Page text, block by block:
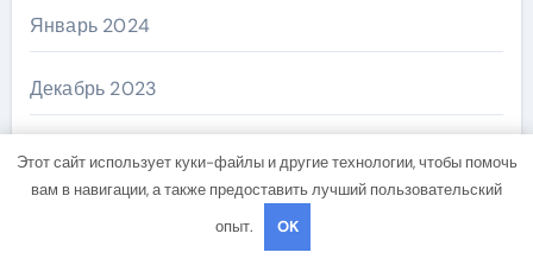
Январь 2024
Декабрь 2023
Октябрь 2023
Этот сайт использует куки-файлы и другие технологии, чтобы помочь
вам в навигации, а также предоставить лучший пользовательский
опыт.
OK